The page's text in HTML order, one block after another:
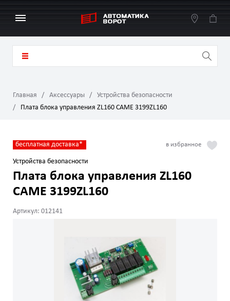
Главная Аксессуары
Устройства безопасности
Плата блока управления ZL160 CAME 3199ZL160
бесплатная доставка*
Устройства безопасности
Плата блока управления ZL160
CAME 3199ZL160
Артикул: 012141